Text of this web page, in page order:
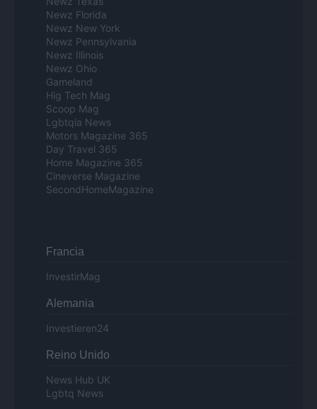
Newz Florida
Newz New York
Newz Pennsylvania
Newz Illinois
Newz Ohio
Gameland
Hig Tech Mag
Scoop Mag
Lgbtqia News
Motors Magazine 365
Day Travel 365
Home Magazine 365
Cineverse Magazine
SecondHomeMagazine
Francia
InvestirMag
Alemania
Investieren24
Reino Unido
News Hub UK
Lgbtq News